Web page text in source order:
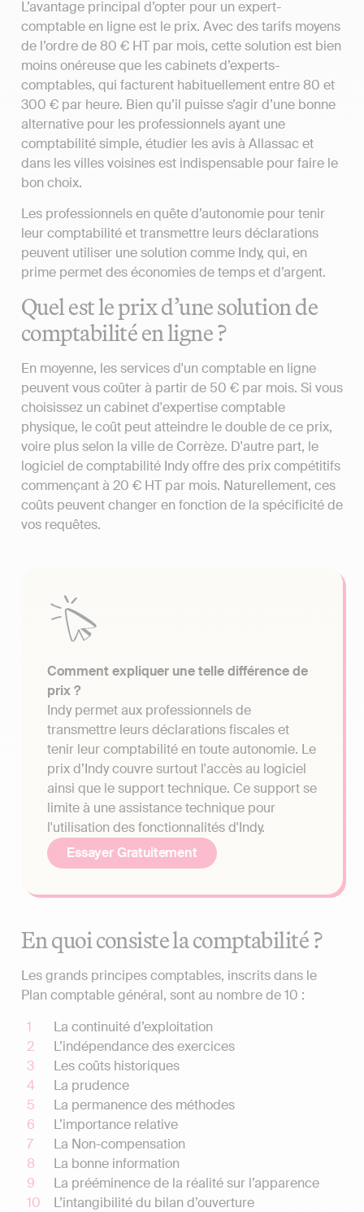
L’avantage principal d’opter pour un expert-
comptable en ligne est le prix. Avec des tarifs moyens
de l’ordre de 80 € HT par mois, cette solution est bien
moins onéreuse que les cabinets d’experts-
comptables, qui facturent habituellement entre 80 et
300 € par heure. Bien qu’il puisse s’agir d’une bonne
alternative pour les professionnels ayant une
comptabilité simple, étudier les avis à Allassac et
dans les villes voisines est indispensable pour faire le
bon choix.
Les professionnels en quête d’autonomie pour tenir
leur comptabilité et transmettre leurs déclarations
peuvent utiliser une solution comme Indy, qui, en
prime permet des économies de temps et d’argent.
Quel est le prix d’une solution de
comptabilité en ligne ?
En moyenne, les services d'un comptable en ligne
peuvent vous coûter à partir de 50 € par mois. Si vous
choisissez un cabinet d'expertise comptable
physique, le coût peut atteindre le double de ce prix,
voire plus selon la ville de Corrèze. D'autre part, le
logiciel de comptabilité Indy offre des prix compétitifs
commençant à 20 € HT par mois. Naturellement, ces
coûts peuvent changer en fonction de la spécificité de
vos requêtes.
Comment expliquer une telle différence de
prix ?
Indy permet aux professionnels de
transmettre leurs déclarations fiscales et
tenir leur comptabilité en toute autonomie. Le
prix d’Indy couvre surtout l'accès au logiciel
ainsi que le support technique. Ce support se
limite à une assistance technique pour
l'utilisation des fonctionnalités d'Indy.
Essayer Gratuitement
En quoi consiste la comptabilité ?
Les grands principes comptables, inscrits dans le
Plan comptable général, sont au nombre de 10 :
La continuité d’exploitation
L’indépendance des exercices
Les coûts historiques
La prudence
La permanence des méthodes
L’importance relative
La Non-compensation
La bonne information
La prééminence de la réalité sur l’apparence
L’intangibilité du bilan d’ouverture